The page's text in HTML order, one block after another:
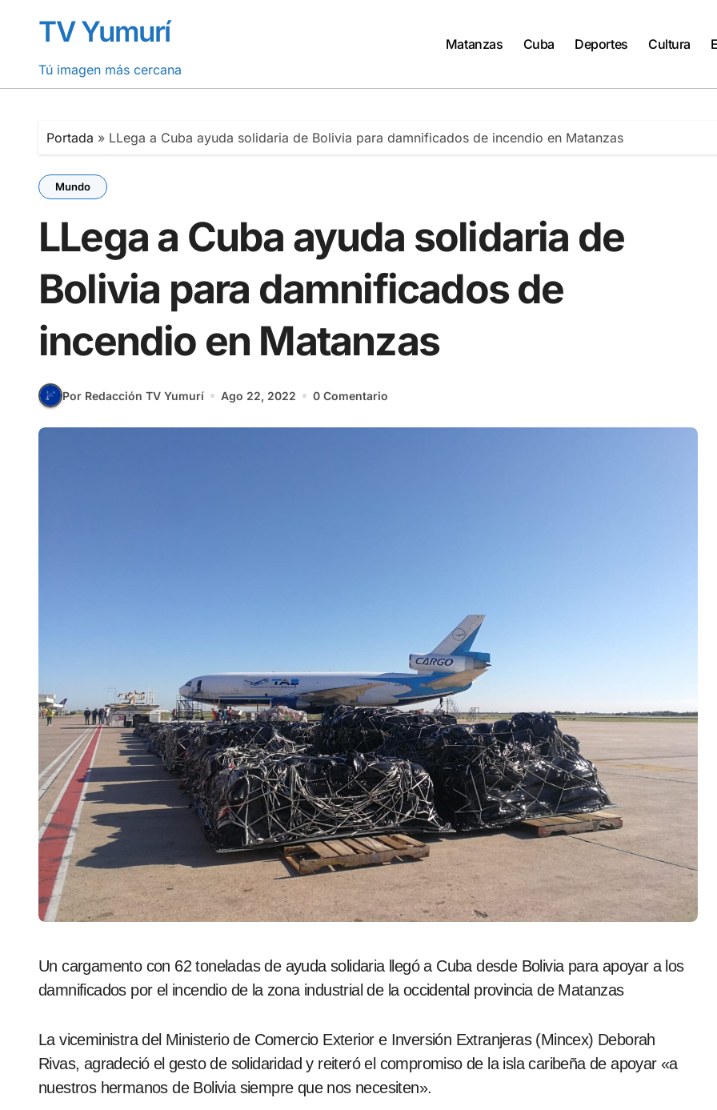
contenidoTV Yumurí
Tú imagen más cercana
Matanzas Cuba Deportes Cultura
Portada » LLega a Cuba ayuda solidaria de Bolivia para damnificados de incendio en Matanzas
Mundo
LLega a Cuba ayuda solidaria de
Bolivia para damnificados de
incendio en Matanzas
Por Redacción TV Yumurí Ago 22, 2022 0 Comentario
Un cargamento con 62 toneladas de ayuda solidaria llegó a Cuba desde Bolivia para apoyar a los
damnificados por el incendio de la zona industrial de la occidental provincia de Matanzas
La viceministra del Ministerio de Comercio Exterior e Inversión Extranjeras (Mincex) Deborah
Rivas, agradeció el gesto de solidaridad y reiteró el compromiso de la isla caribeña de apoyar «a
nuestros hermanos de Bolivia siempre que nos necesiten».